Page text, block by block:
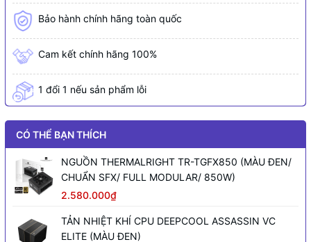
Bảo hành chính hãng toàn quốc
Cam kết chính hãng 100%
1 đổi 1 nếu sản phẩm lỗi
CÓ THỂ BẠN THÍCH
NGUỒN THERMALRIGHT TR-TGFX850 (MÀU ĐEN/
CHUẨN SFX/ FULL MODULAR/ 850W)
2.580.000₫
TẢN NHIỆT KHÍ CPU DEEPCOOL ASSASSIN VC
ELITE (MÀU ĐEN)